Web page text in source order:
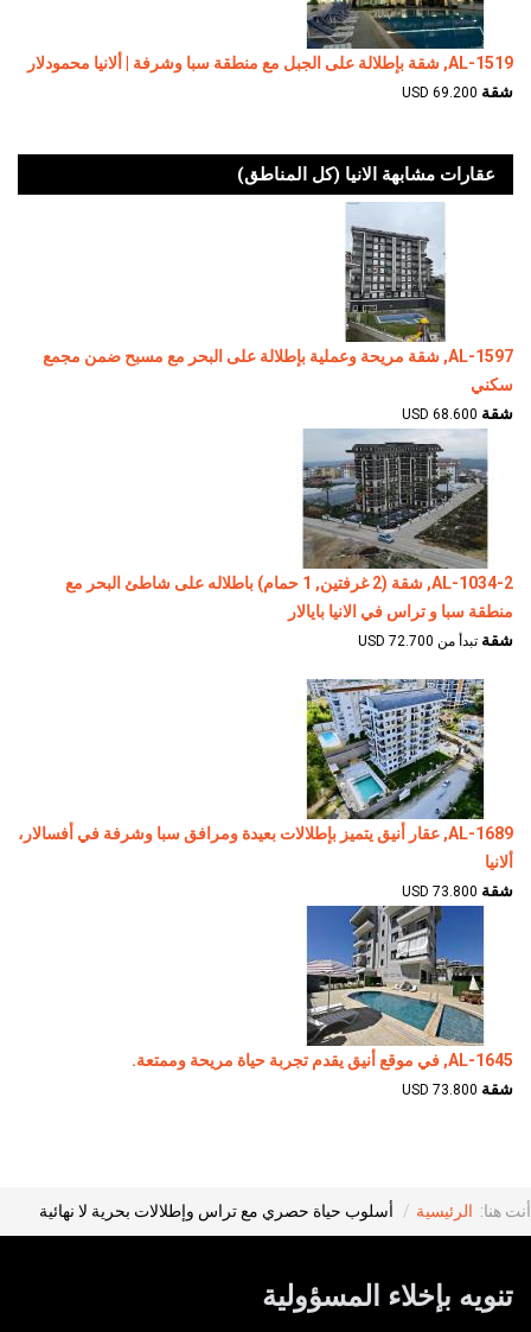
AL-1519, شقة بإطلالة على الجبل مع منطقة سبا وشرفة | ألانيا محمودلار
شقة 69.200 USD
عقارات مشابهة الانيا (كل المناطق)
AL-1597, شقة مريحة وعملية بإطلالة على البحر مع مسبح ضمن مجمع
سكني
شقة 68.600 USD
AL-1034-2, شقة (2 غرفتين, 1 حمام) باطلاله على شاطئ البحر مع
منطقة سبا و تراس في الانيا بايالار
شقة تبدأ من 72.700 USD
AL-1689, عقار أنيق يتميز بإطلالات بعيدة ومرافق سبا وشرفة في أفسالار،
ألانيا
شقة 73.800 USD
AL-1645, في موقع أنيق يقدم تجربة حياة مريحة وممتعة.
شقة 73.800 USD
أنت هنا: الرئيسية أسلوب حياة حصري مع تراس وإطلالات بحرية لا نهائية
تنويه بإخلاء المسؤولية